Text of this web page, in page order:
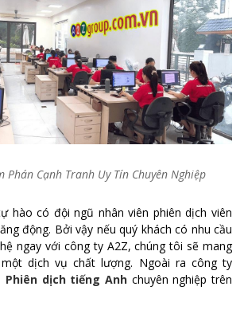
Phán Cạnh Tranh Uy Tín Chuyên Nghiệp
hào có đội ngũ nhân viên phiên dịch viên
động. Bởi vậy nếu quý khách có nhu cầu
ngay với công ty A2Z, chúng tôi sẽ mang
dịch vụ chất lượng. Ngoài ra công ty
Phiên dịch tiếng Anhchuyên nghiệp trên